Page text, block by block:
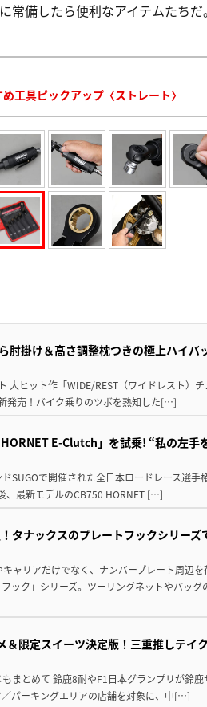
常備したら便利なアイテムたち
工具ピックアップ〈ストレート〉
肘掛け＆高さ調整枕つきの極上ハイバ
大ヒット作「WIDE/REST（ワイドレスト）チ
発売！バイク乗りのツボを熟知した[…]
E-Clutch」を試乗! “私の左手
SUGOで開催された全日本ロードレース選手
、最新モデルのCB750 HORNET […]
タナックスのプレートフックシリーズ
ャリアだけでなく、ナンバープレート周辺を
ック」シリーズ。ツーリングネットやバッグ
＆限定スイーツ決定版！三重推しテイク
まとめて 鈴鹿8耐やF1日本グランプリが鈴鹿
パーキングエリアの店舗を対象に、中[…]